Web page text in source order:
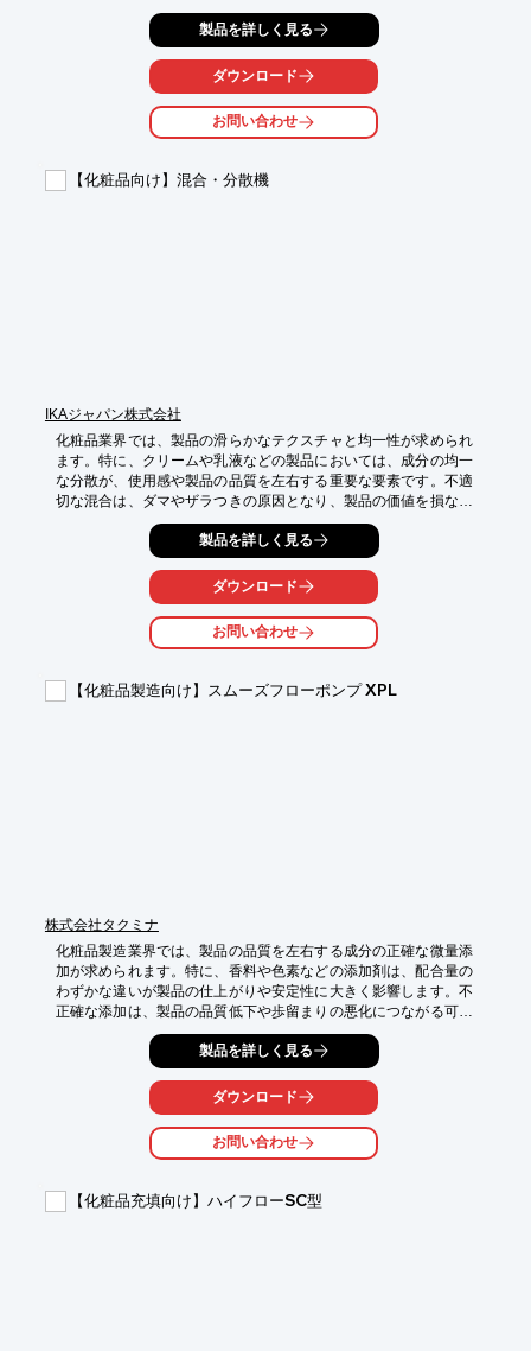
あります。FP70シリーズ ダイアフラム液体ポンプは、脈動を軽
減する設計により、化粧品成分を優しく混合し、高品質な製品作
りに貢献します。
【活用シーン】
・化粧水、乳液、クリームなどの製造
・香料、色素などの添加
【導入の効果】
製品を詳しく見る
ダウンロード
お問い合わせ
【化粧品向け】混合・分散機
IKAジャパン株式会社
化粧品業界では、製品の滑らかなテクスチャと均一性が求められ
ます。特に、クリームや乳液などの製品においては、成分の均一
な分散が、使用感や製品の品質を左右する重要な要素です。不適
切な混合は、ダマやザラつきの原因となり、製品の価値を損なう
可能性があります。当社の混合・分散機は、粉体と液体を1パス
で連続的に混合・分散し、滑らかなテクスチャを実現します。
【活用シーン】
・クリーム、乳液、ファンデーションなどの製造
・成分の均一な分散による、滑らかなテクスチャの実現
・高粘度原料の混合
・滑らかなテクスチャの製品製造
製品を詳しく見る
ダウンロード
お問い合わせ
【化粧品製造向け】スムーズフローポンプ XPL
株式会社タクミナ
化粧品製造業界では、製品の品質を左右する成分の正確な微量添
加が求められます。特に、香料や色素などの添加剤は、配合量の
わずかな違いが製品の仕上がりや安定性に大きく影響します。不
正確な添加は、製品の品質低下や歩留まりの悪化につながる可能
性があります。スムーズフローポンプ XPLは、高精度な送液によ
り、これらの課題を解決し、化粧品製造における品質向上に貢献
【活用シーン】
・香料、色素、防腐剤などの微量添加
・研究開発における試薬の添加
【導入の効果】
製品を詳しく見る
ダウンロード
お問い合わせ
【化粧品充填向け】ハイフローSC型